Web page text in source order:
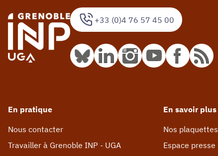
+33 (0)4 76 57 45 00
En pratique
Nous contacter
Travailler à Grenoble INP - UGA
En savoir plus
Nos plaquettes
Espace presse